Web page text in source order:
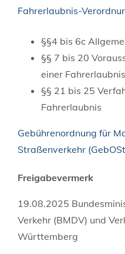
Fahrerlaubnis-
§§4 bis 6c
§§ 7 bis 20
einer Fahrerlaubnis
§§ 21 bis 25
Fahrerlaubnis
Gebührenordnung für
Straßenverkehr
Freigabevermerk
19.08.2025
Verkehr (BMDV) und
Württemberg